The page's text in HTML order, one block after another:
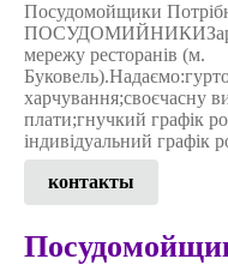
Посудомойщики
мережу ресторанів (м.
харчування;своєчасну
плати;гнучкий графік
індивідуальний графік
контакты